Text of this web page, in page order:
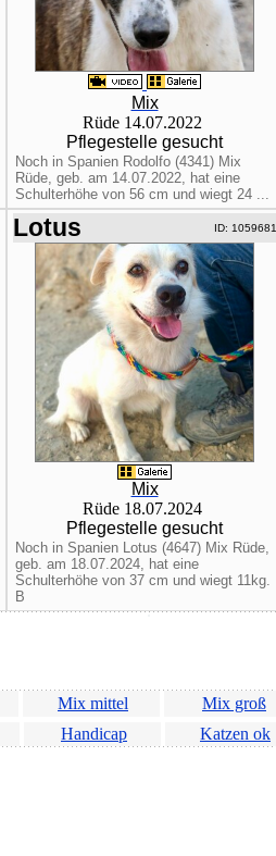
Mix
Rüde 14.07.2022
Pflegestelle gesucht
Noch in Spanien Rodolfo (4341) Mix
Rüde, geb. am 14.07.2022, hat eine
Schulterhöhe von 56 cm und wiegt 24 ...
Lotus ID: 1059681
Mix
Rüde 18.07.2024
Pflegestelle gesucht
Noch in Spanien Lotus (4647) Mix Rüde,
geb. am 18.07.2024, hat eine
Schulterhöhe von 37 cm und wiegt 11kg.
B
Mix mittel Mix groß
Handicap Katzen ok